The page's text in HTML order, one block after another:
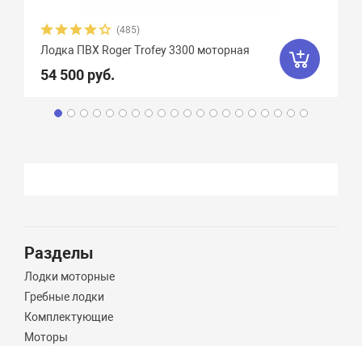
(485)
Лодка ПВХ Roger Trofey 3300 моторная
54 500 руб.
Разделы
Лодки моторные
Гребные лодки
Комплектующие
Моторы